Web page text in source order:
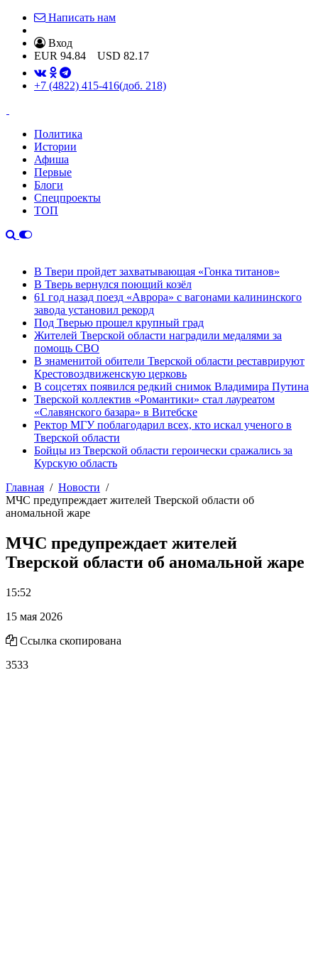
Написать нам
Вход
EUR 94.84 USD 82.17
+7 (4822) 415-416(доб. 218)
Политика
Истории
Афиша
Первые
Блоги
Спецпроекты
ТОП
В Твери пройдет захватывающая «Гонка титанов»
В Тверь вернулся поющий козёл
61 год назад поезд «Аврора» с вагонами калининского
завода установил рекорд
Под Тверью прошел крупный град
Жителей Тверской области наградили медалями за
помощь СВО
В знаменитой обители Тверской области реставрируют
Крестовоздвиженскую церковь
В соцсетях появился редкий снимок Владимира Путина
Тверской коллектив «Романтики» стал лауреатом
«Славянского базара» в Витебске
Ректор МГУ поблагодарил всех, кто искал ученого в
Тверской области
Бойцы из Тверской области героически сражались за
Курскую область
Главная
Новости
МЧС предупреждает жителей Тверской области об
аномальной жаре
МЧС предупреждает жителей
Тверской области об аномальной жаре
15:52
15 мая 2026
Ссылка скопирована
3533